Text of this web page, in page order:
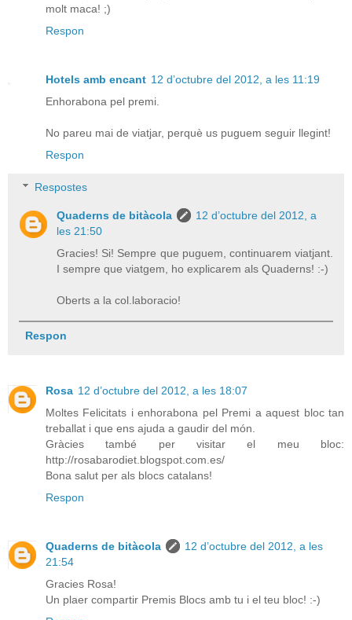
molt maca! ;)
Respon
Hotels amb encant 12 d’octubre del 2012, a les 11:19
Enhorabona pel premi.
No pareu mai de viatjar, perquè us puguem seguir llegint!
Respon
Respostes
Quaderns de bitàcola
12 d’octubre del 2012, a
les 21:50
Gracies! Si! Sempre que puguem, continuarem viatjant.
I sempre que viatgem, ho explicarem als Quaderns! :-)
Oberts a la col.laboracio!
Respon
Rosa 12 d’octubre del 2012, a les 18:07
Moltes Felicitats i enhorabona pel Premi a aquest bloc tan
treballat i que ens ajuda a gaudir del món.
Gràcies també per visitar el meu bloc:
http://rosabarodiet.blogspot.com.es/
Bona salut per als blocs catalans!
Respon
Quaderns de bitàcola
12 d’octubre del 2012, a les
21:54
Gracies Rosa!
Un plaer compartir Premis Blocs amb tu i el teu bloc! :-)